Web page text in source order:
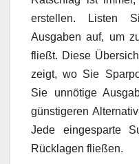
erstellen. Listen
Ausgaben auf, um
fließt. Diese
zeigt, wo Sie
Sie unnötige
günstigeren
Jede eingesparte
Rücklagen fließen.